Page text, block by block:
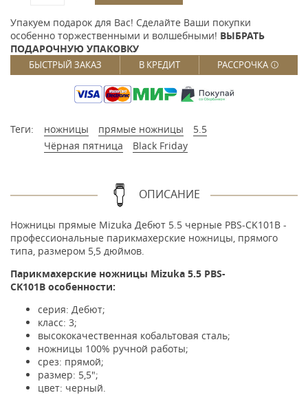
Упакуем подарок для Вас! Сделайте Ваши покупки
особенно торжественными и волшебными! ВЫБРАТЬ
ПОДАРОЧНУЮ УПАКОВКУ
БЫСТРЫЙ ЗАКАЗ В КРЕДИТ РАССРОЧКА
Теги: ножницы прямые ножницы
5.5
Чёрная пятница
Black Friday
ОПИСАНИЕ
Ножницы прямые Mizuka Дебют 5.5 черные PBS-CK101B -
профессиональные парикмахерские ножницы, прямого
типа, размером 5,5 дюймов.
Парикмахерские ножницы Mizuka 5.5 PBS-
CK101B особенности:
серия: Дебют;
класс: 3;
высококачественная кобальтовая сталь;
ножницы 100% ручной работы;
срез: прямой;
размер: 5,5";
цвет: черный.